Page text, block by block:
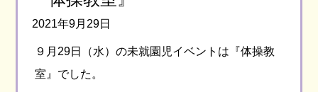
2021年9月29日
９月29日（水）の未就園児イベントは『体操教
室』でした。